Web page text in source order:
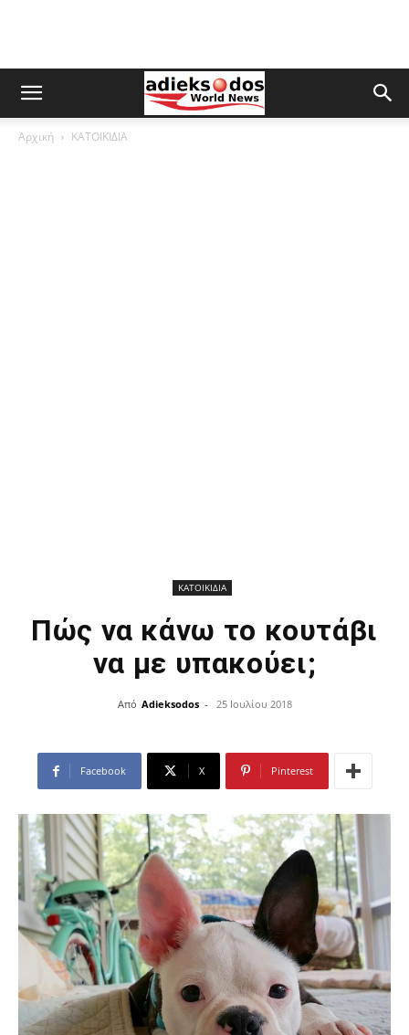
Αρχική ΚΑΤΟΙΚΙΔΙΑ
ΚΑΤΟΙΚΙΔΙΑ
Πώς να κάνω το κουτάβι
να με υπακούει;
Από Adieksodos - 25 Ιουλίου 2018
Facebook X Pinterest